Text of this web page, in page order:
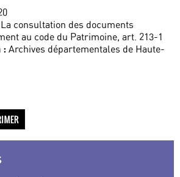
consultation des documents
au code du Patrimoine, art. 213-1
: Archives départementales de Haute-